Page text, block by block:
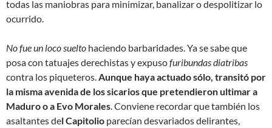
todas las maniobras para minimizar, banalizar o despolitizar lo
ocurrido.
No fue un loco suelto haciendo barbaridades. Ya se sabe que
posa con tatuajes derechistas y expusofuribundas diatribas
contra los piqueteros.Aunque haya actuado sólo, transitó por
la misma avenida de los sicarios que pretendieron ultimar a
Maduro o a Evo Morales. Conviene recordar que también los
asaltantes del Capitolio parecían desvariados delirantes,